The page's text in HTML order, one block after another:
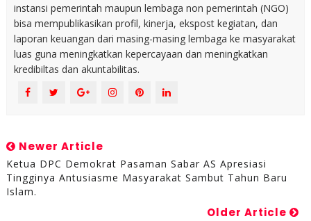
instansi pemerintah maupun lembaga non pemerintah (NGO)
bisa mempublikasikan profil, kinerja, ekspost kegiatan, dan
laporan keuangan dari masing-masing lembaga ke masyarakat
luas guna meningkatkan kepercayaan dan meningkatkan
kredibiltas dan akuntabilitas.
Newer Article
Ketua DPC Demokrat Pasaman Sabar AS Apresiasi
Tingginya Antusiasme Masyarakat Sambut Tahun Baru
Islam.
Older Article